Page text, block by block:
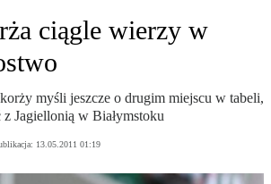
ciągle wierzy w
myśli jeszcze o drugim miejscu w tabeli,
Jagiellonią w Białymstoku
13.05.2011 01:19